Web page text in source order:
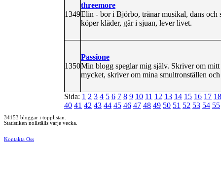
1349
threemore
Elin - bor i Björbo, tränar musikal, dans och
köper kläder, går i sjuan, lever livet.
1350
Passione
Min blogg speglar mig själv. Skriver om
mycket, skriver om mina smultronställen
Sida: 1 2 3 4 5 6 7 8 9 10 11 12 13 14 15 16 17 18
40 41 42 43 44 45 46 47 48 49 50 51 52 53 54 55
34153 bloggar i topplistan.
Statistiken nollställs varje vecka.
Kontakta Oss